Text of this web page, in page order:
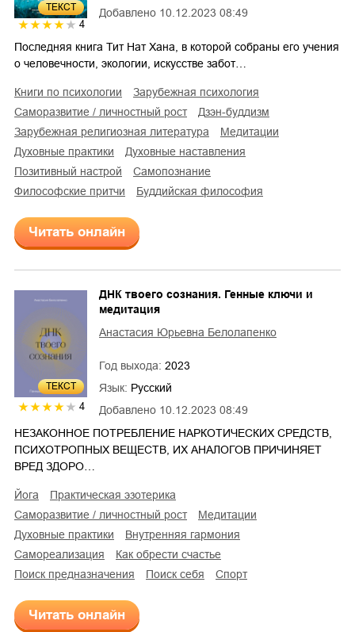
ТЕКСТ
4
Добавлено 10.12.2023 08:49
Последняя книга Тит Нат Хана, в которой собраны его учения
о человечности, экологии, искусстве забот…
книги по психологии
зарубежная психология
саморазвитие / личностный рост
дзэн-буддизм
зарубежная религиозная литература
медитации
духовные практики
духовные наставления
позитивный настрой
самопознание
философские притчи
буддийская философия
Читать онлайн
ТЕКСТ
4 Добавлено 10.12.2023 08:49
ДНК твоего сознания. Генные ключи и
медитация
Анастасия Юрьевна Белолапенко
Год выхода: 2023
Язык: Русский
НЕЗАКОННОЕ ПОТРЕБЛЕНИЕ НАРКОТИЧЕСКИХ СРЕДСТВ,
ПСИХОТРОПНЫХ ВЕЩЕСТВ, ИХ АНАЛОГОВ ПРИЧИНЯЕТ
ВРЕД ЗДОРО…
йога
практическая эзотерика
саморазвитие / личностный рост
медитации
духовные практики
внутренняя гармония
самореализация
как обрести счастье
поиск предназначения
поиск себя спорт
Читать онлайн